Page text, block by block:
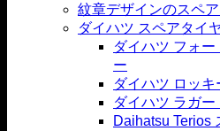
紋章デザインのスペ
ダイハツ スペアタイ
ダイハツ フォ
ー
ダイハツ ロッ
ダイハツ ラガ
Daihatsu Terios